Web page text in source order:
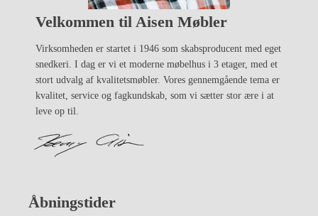
Velkommen til Aisen Møbler
Virksomheden er startet i 1946 som skabsproducent med eget
snedkeri. I dag er vi et moderne møbelhus i 3 etager, med et
stort udvalg af kvalitetsmøbler. Vores gennemgående tema er
kvalitet, service og fagkundskab, som vi sætter stor ære i at
leve op til.
Åbningstider